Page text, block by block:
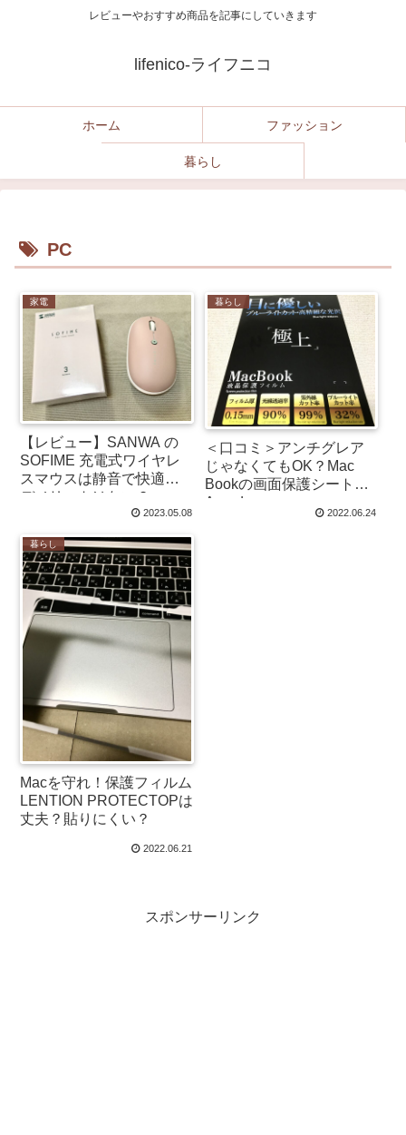
レビューやおすすめ商品を記事にしていきます
lifenico-ライフニコ
ホーム ファッション
暮らし
PC
家電
【レビュー】SANWA の
SOFIME 充電式ワイヤレ
スマウスは静音で快適。
デメリットはない？
2023.05.08
暮らし
＜口コミ＞アンチグレア
じゃなくてもOK？Mac
Bookの画面保護シート
Agrado
2022.06.24
暮らし
Macを守れ！保護フィルム
LENTION PROTECTOPは
丈夫？貼りにくい？
2022.06.21
スポンサーリンク